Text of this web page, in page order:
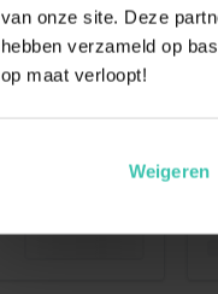
van onze site. Deze
hebben verzameld op
op maat verloopt!
Weigeren